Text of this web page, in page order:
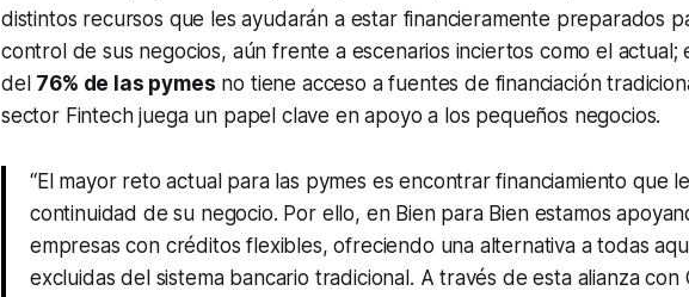
distintos recursos que les ayudarán a estar financieramente preparados
control de sus negocios, aún frente a escenarios inciertos como el actual;
del 76% de las pymes no tiene acceso a fuentes de financiación
sector Fintechjuega un papel clave en apoyo a los pequeños negocios.
“El mayor reto actual para las pymes es encontrar financiamiento que
continuidad de su negocio. Por ello, en Bien para Bien estamos
empresas con créditos flexibles, ofreciendo una alternativa a todas
excluidas del sistema bancario tradicional. A través de esta alianza con